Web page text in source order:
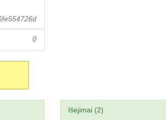
0
Išėjimai (2)